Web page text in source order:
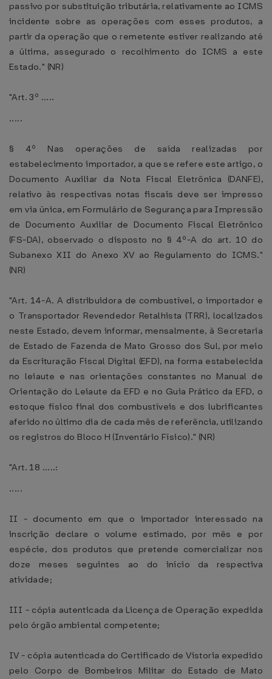
passivo por substituição tributária, relativamente ao ICMS
incidente sobre as operações com esses produtos, a
partir da operação que o remetente estiver realizando até
a última, assegurado o recolhimento do ICMS a este
Estado." (NR)
"Art. 3º .....
.....
§ 4º Nas operações de saída realizadas por
estabelecimento importador, a que se refere este artigo, o
Documento Auxiliar da Nota Fiscal Eletrônica (DANFE),
relativo às respectivas notas fiscais deve ser impresso
em via única, em Formulário de Segurança para Impressão
de Documento Auxiliar de Documento Fiscal Eletrônico
(FS-DA), observado o disposto no § 4º-A do art. 10 do
Subanexo XII do Anexo XV ao Regulamento do ICMS."
(NR)
"Art. 14-A. A distribuidora de combustível, o importador e
o Transportador Revendedor Retalhista (TRR), localizados
neste Estado, devem informar, mensalmente, à Secretaria
de Estado de Fazenda de Mato Grosso dos Sul, por meio
da Escrituração Fiscal Digital (EFD), na forma estabelecida
no leiaute e nas orientações constantes no Manual de
Orientação do Leiaute da EFD e no Guia Prático da EFD, o
estoque físico final dos combustíveis e dos lubrificantes
aferido no último dia de cada mês de referência, utilizando
os registros do Bloco H (Inventário Físico)." (NR)
"Art. 18 .....:
.....
II - documento em que o importador interessado na
inscrição declare o volume estimado, por mês e por
espécie, dos produtos que pretende comercializar nos
doze meses seguintes ao do início da respectiva
atividade;
III - cópia autenticada da Licença de Operação expedida
pelo órgão ambiental competente;
IV - cópia autenticada do Certificado de Vistoria expedido
pelo Corpo de Bombeiros Militar do Estado de Mato